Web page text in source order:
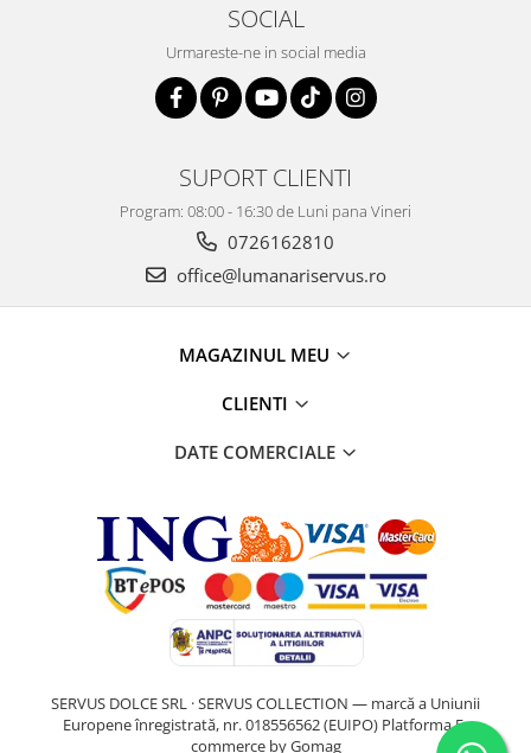
SOCIAL
Urmareste-ne in social media
SUPORT CLIENTI
Program: 08:00 - 16:30 de Luni pana Vineri
0726162810
office@lumanariservus.ro
MAGAZINUL MEU
CLIENTI
DATE COMERCIALE
SERVUS DOLCE SRL · SERVUS COLLECTION — marcă a Uniunii
Europene înregistrată, nr. 018556562 (EUIPO) Platforma E-
commerce by Gomag